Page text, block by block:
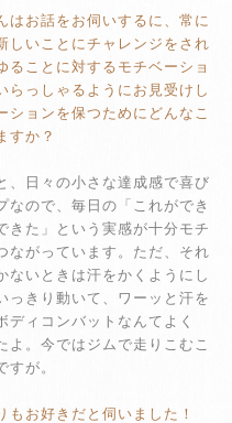
はお話をお伺いするに、常に
しいことにチャレンジをされ
ることに対するモチベーショ
らっしゃるようにお見受けし
ションを保つためにどんなこ
すか？
、日々の小さな達成感で喜び
なので、毎日の「これができ
きた」という実感が十分モチ
ながっています。ただ、それ
ないときは汗をかくようにし
っきり動いて、ワーッと汗を
ディコンバットなんてよく
よ。今ではジムで走りこむこ
すが。
もお好きだと伺いました！